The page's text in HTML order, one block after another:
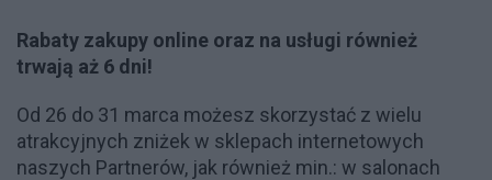
Rabaty zakupy online oraz na usługi również
trwają aż 6 dni!
Od 26 do 31 marca możesz skorzystać z wielu
atrakcyjnych zniżek w sklepach internetowych
naszych Partnerów, jak również min.: w salonach